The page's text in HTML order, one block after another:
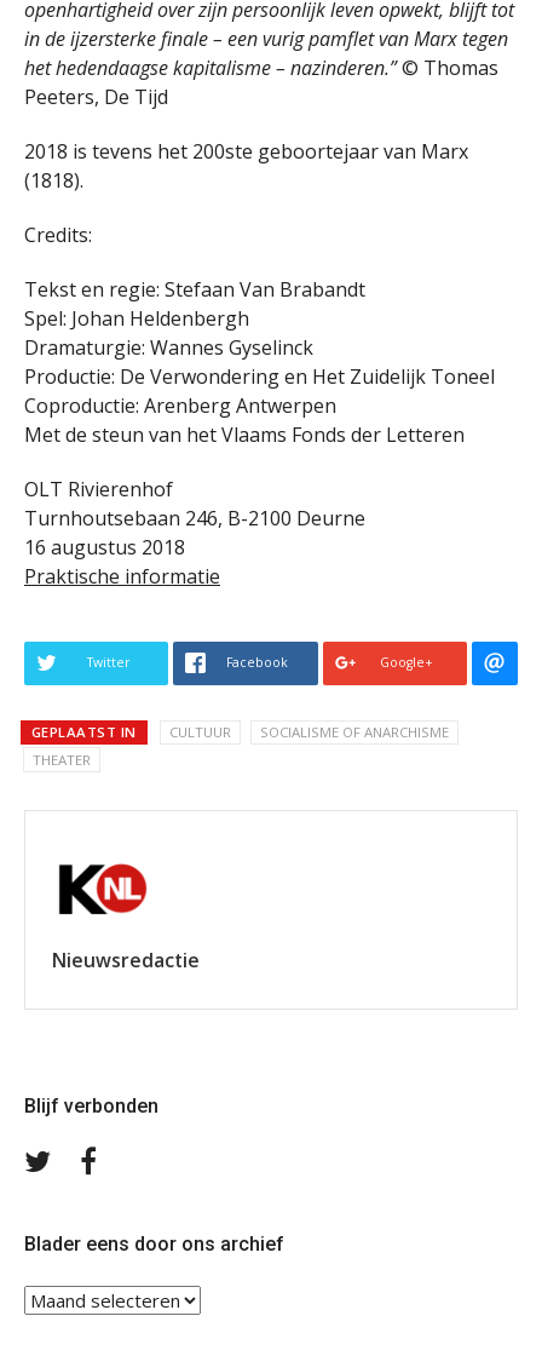
openhartigheid over zijn persoonlijk leven opwekt, blijft tot
in de ijzersterke finale – een vurig pamflet van Marx tegen
het hedendaagse kapitalisme – nazinderen.”© Thomas
Peeters, De Tijd
2018 is tevens het 200ste geboortejaar van Marx
(1818).
Credits:
Tekst en regie: Stefaan Van Brabandt
Spel: Johan Heldenbergh
Dramaturgie: Wannes Gyselinck
Productie: De Verwondering en Het Zuidelijk Toneel
Coproductie: Arenberg Antwerpen
Met de steun van het Vlaams Fonds der Letteren
OLT Rivierenhof
Turnhoutsebaan 246, B-2100 Deurne
16 augustus 2018
Praktische informatie
Twitter Facebook Google+
GEPLAATST IN CULTUUR
SOCIALISME OF ANARCHISME
THEATER
Nieuwsredactie
Blijf verbonden
Volg
Blader eens door ons archief
Blader